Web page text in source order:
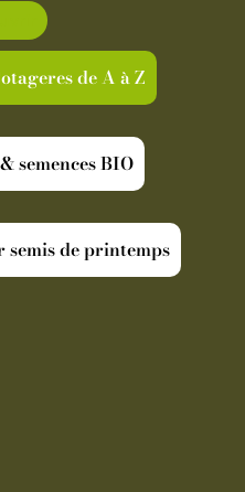
de A à Z
semences BIO
de printemps